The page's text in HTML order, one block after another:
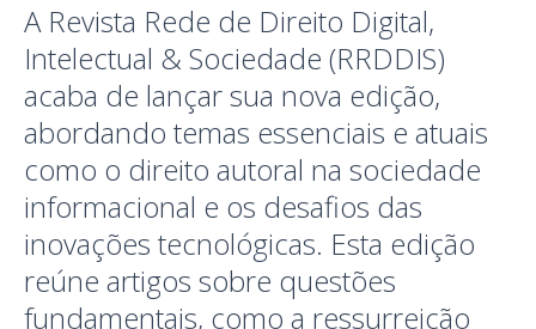
A Revista Rede de Direito Digital,
Intelectual & Sociedade (RRDDIS)
acaba de lançar sua nova edição,
abordando temas essenciais e atuais
como o direito autoral na sociedade
informacional e os desafios das
inovações tecnológicas. Esta edição
reúne artigos sobre questões
fundamentais, como a ressurreição